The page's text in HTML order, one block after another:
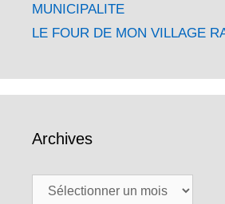
MUNICIPALITE
LE FOUR DE MON VILLAGE
Archives
Archives